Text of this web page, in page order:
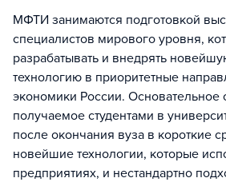
МФТИ занимаются подготовкой
специалистов мирового уровня,
разрабатывать и внедрять
технологию в приоритетные
экономики России. Основательное
получаемое студентами в
после окончания вуза в короткие
новейшие технологии, которые
предприятиях, и нестандартно